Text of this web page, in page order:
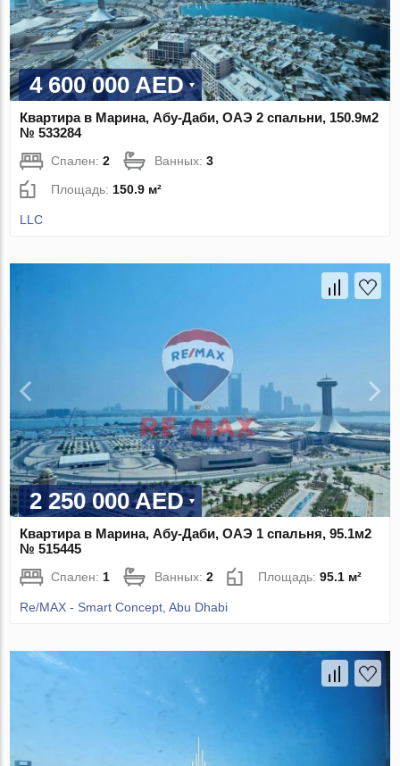
4 600 000 AED
Квартира в Марина, Абу-Даби, ОАЭ 2 спальни, 150.9м2
№ 533284
Спален:2 Ванных:3
Площадь:150.9 м²
LLC
2 250 000 AED
Квартира в Марина, Абу-Даби, ОАЭ 1 спальня, 95.1м2
№ 515445
Спален: 1 Ванных:2 Площадь:95.1 м²
Re/MAX - Smart Concept, Abu Dhabi